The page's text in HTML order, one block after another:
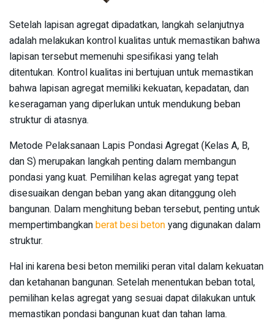
Setelah lapisan agregat dipadatkan, langkah selanjutnya
adalah melakukan kontrol kualitas untuk memastikan bahwa
lapisan tersebut memenuhi spesifikasi yang telah
ditentukan. Kontrol kualitas ini bertujuan untuk memastikan
bahwa lapisan agregat memiliki kekuatan, kepadatan, dan
keseragaman yang diperlukan untuk mendukung beban
struktur di atasnya.
Metode Pelaksanaan Lapis Pondasi Agregat (Kelas A, B,
dan S) merupakan langkah penting dalam membangun
pondasi yang kuat. Pemilihan kelas agregat yang tepat
disesuaikan dengan beban yang akan ditanggung oleh
bangunan. Dalam menghitung beban tersebut, penting untuk
mempertimbangkanberat besi betonyang digunakan dalam
struktur.
Hal ini karena besi beton memiliki peran vital dalam kekuatan
dan ketahanan bangunan. Setelah menentukan beban total,
pemilihan kelas agregat yang sesuai dapat dilakukan untuk
memastikan pondasi bangunan kuat dan tahan lama.